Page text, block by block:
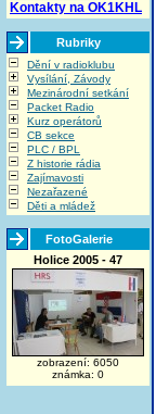
Kontakty na OK1KHL
Rubriky
Dění v radioklubu
Vysílání, Závody
Mezinárodní setkání
Packet Radio
Kurz operátorů
CB sekce
PLC / BPL
Z historie rádia
Zajímavosti
Nezařazené
Děti a mládež
FotoGalerie
Holice 2005 - 47
zobrazení: 6050
známka: 0